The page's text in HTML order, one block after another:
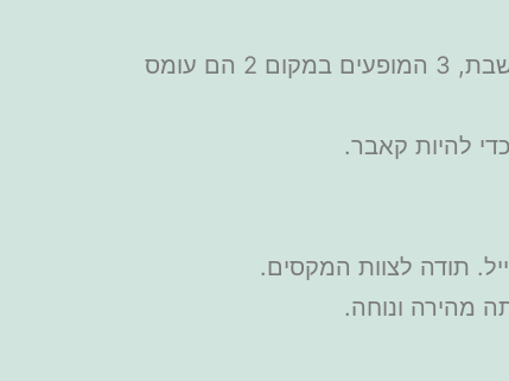
מופע נחמד מאוד עם הרבה אפקטים של אור, אבל בלי קברט אמיתי ועם פלייבק. הימנע משבת, 3 המופעים במקום 2 הם עומס
להיות קאבר.